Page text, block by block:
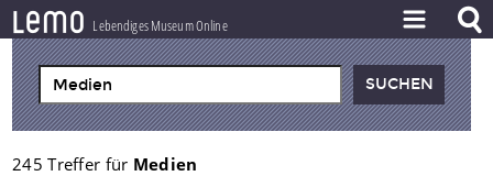
lemo Lebendiges Museum Online
ZEITSTRAHL
THEMEN
ZEITZEUGEN
245 Treffer für Medien